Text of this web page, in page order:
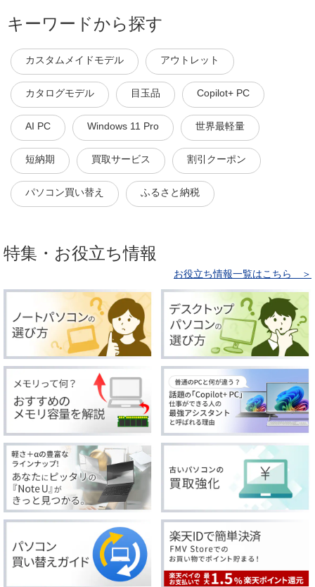
キーワードから探す
カスタムメイドモデル アウトレット
カタログモデル 目玉品 Copilot+ PC
AI PC Windows 11 Pro 世界最軽量
短納期 買取サービス 割引クーポン
パソコン買い替え ふるさと納税
特集・お役立ち情報
お役立ち情報一覧はこちら ＞